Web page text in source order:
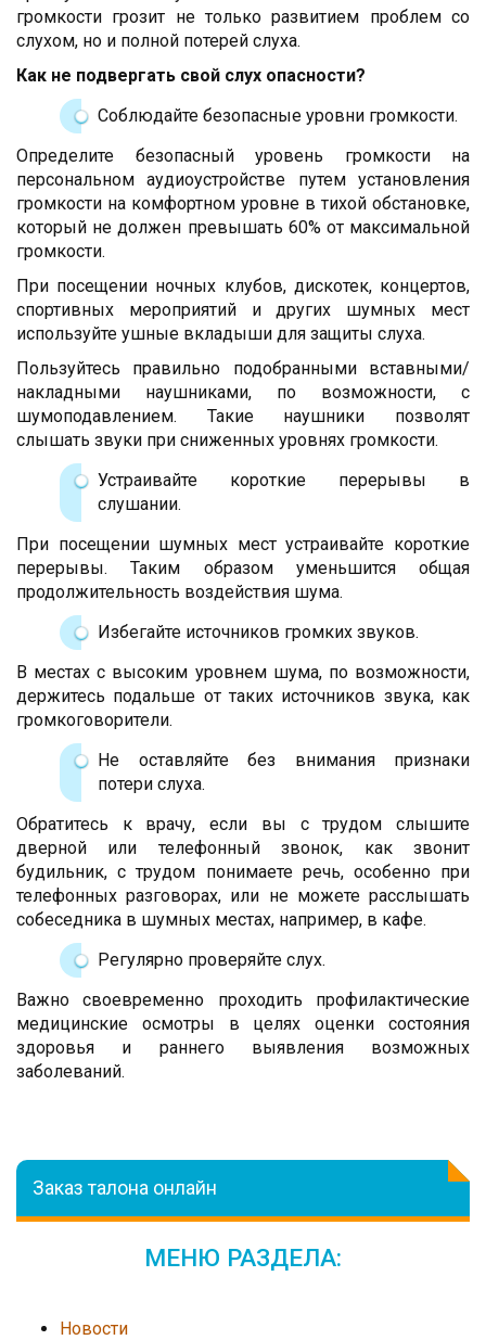
громкости грозит не только развитием проблем со
слухом, но и полной потерей слуха.
Как не подвергать свой слух опасности?
Соблюдайте безопасные уровни громкости.
Определите безопасный уровень громкости на
персональном аудиоустройстве путем установления
громкости на комфортном уровне в тихой обстановке,
который не должен превышать 60% от максимальной
громкости.
При посещении ночных клубов, дискотек, концертов,
спортивных мероприятий и других шумных мест
используйте ушные вкладыши для защиты слуха.
Пользуйтесь правильно подобранными вставными/
накладными наушниками, по возможности, с
шумоподавлением. Такие наушники позволят
слышать звуки при сниженных уровнях громкости.
Устраивайте короткие перерывы в
слушании.
При посещении шумных мест устраивайте короткие
перерывы. Таким образом уменьшится общая
продолжительность воздействия шума.
Избегайте источников громких звуков.
В местах с высоким уровнем шума, по возможности,
держитесь подальше от таких источников звука, как
громкоговорители.
Не оставляйте без внимания признаки
потери слуха.
Обратитесь к врачу, если вы с трудом слышите
дверной или телефонный звонок, как звонит
будильник, с трудом понимаете речь, особенно при
телефонных разговорах, или не можете расслышать
собеседника в шумных местах, например, в кафе.
Регулярно проверяйте слух.
Важно своевременно проходить профилактические
медицинские осмотры в целях оценки состояния
здоровья и раннего выявления возможных
заболеваний.
Заказ талона онлайн
МЕНЮ РАЗДЕЛА:
Новости